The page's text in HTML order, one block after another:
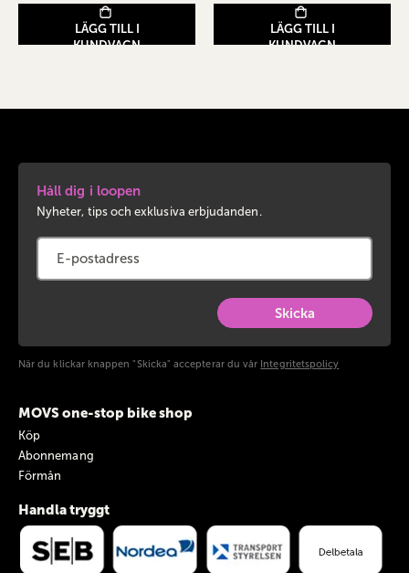
LÄGG TILL I
KUNDVAGN
LÄGG TILL I
KUNDVAGN
Håll dig i loopen
Nyheter, tips och exklusiva erbjudanden.
Skicka
När du klickar knappen "Skicka" accepterar du vår Integritetspolicy
MOVS one-stop bike shop
Köp
Abonnemang
Förmån
Handla tryggt